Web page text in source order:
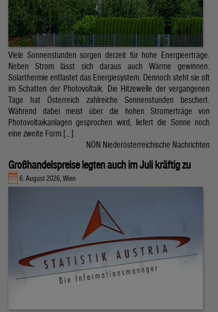
Viele Sonnenstunden sorgen derzeit für hohe Energieerträge.
Neben Strom lässt sich daraus auch Wärme gewinnen.
Solarthermie entlastet das Energiesystem. Dennoch steht sie oft
im Schatten der Photovoltaik. Die Hitzewelle der vergangenen
Tage hat Österreich zahlreiche Sonnenstunden beschert.
Während dabei meist über die hohen Stromerträge von
Photovoltaikanlagen gesprochen wird, liefert die Sonne noch
eine zweite Form […]
NÖN Niederösterreichische Nachrichten
Großhandelspreise legten auch im Juli kräftig zu
6. August 2026, Wien